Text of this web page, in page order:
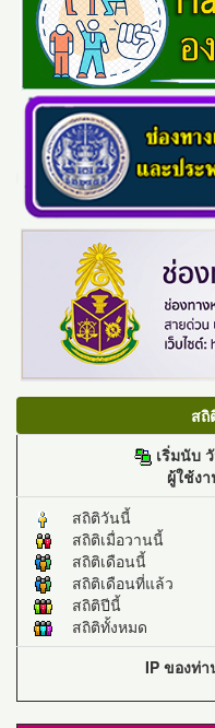
สถิ
เริ่มนับ
ผู้ใช้ง
สถิติวันนี้
สถิติเมื่อวานนี้
สถิติเดือนนี้
สถิติเดือนที่แล้ว
สถิติปีนี้
สถิติทั้งหมด
IP ของท่